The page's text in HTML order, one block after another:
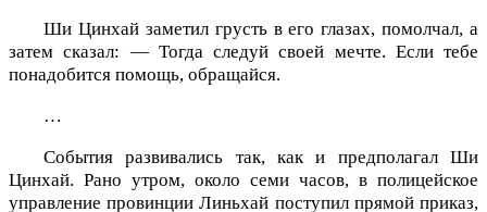
Ши Цинхай заметил грусть в его глазах, помолчал, а
затем сказал: — Тогда следуй своей мечте. Если тебе
понадобится помощь, обращайся.
…
События развивались так, как и предполагал Ши
Цинхай. Рано утром, около семи часов, в полицейское
управление провинции Линьхай поступил прямой приказ,